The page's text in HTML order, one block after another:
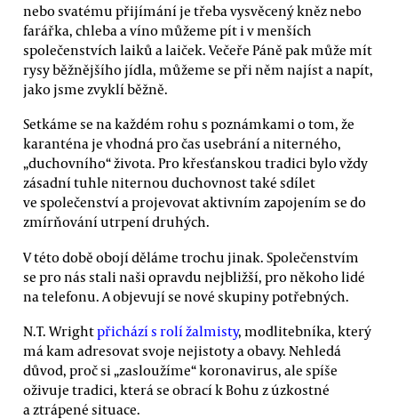
nebo svatému přijímání je třeba vysvěcený kněz nebo
farářka, chleba a víno můžeme pít i v menších
společenstvích laiků a laiček. Večeře Páně pak může mít
rysy běžnějšího jídla, můžeme se při něm najíst a napít,
jako jsme zvyklí běžně.
Setkáme se na každém rohu s poznámkami o tom, že
karanténa je vhodná pro čas usebrání a niterného,
„duchovního“ života. Pro křesťanskou tradici bylo vždy
zásadní tuhle niternou duchovnost také sdílet
ve společenství a projevovat aktivním zapojením se do
zmírňování utrpení druhých.
V této době obojí děláme trochu jinak. Společenstvím
se pro nás stali naši opravdu nejbližší, pro někoho lidé
na telefonu. A objevují se nové skupiny potřebných.
N.T. Wrightpřichází s rolí žalmisty, modlitebníka, který
má kam adresovat svoje nejistoty a obavy. Nehledá
důvod, proč si „zasloužíme“ koronavirus, ale spíše
oživuje tradici, která se obrací k Bohu z úzkostné
a ztrápené situace.